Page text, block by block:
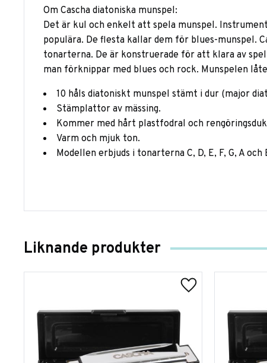
Om Cascha diatoniska munspel:
Det är kul och enkelt att spela munspel.
populära. De flesta kallar dem för blues-munspel.
tonarterna. De är konstruerade för att klara av
man förknippar med blues och rock. Munspelen
10 håls diatoniskt munspel stämt i dur (major
Stämplattor av mässing.
Kommer med hårt plastfodral och
Varm och mjuk ton.
Modellen erbjuds i tonarterna C, D, E, F, G, A och
Liknande produkter